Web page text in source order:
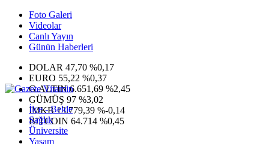
Foto Galeri
Videolar
Canlı Yayın
Günün Haberleri
DOLAR 47,70 %0,17
EURO 55,22 %0,37
G.ALTIN6.651,69 %2,45
GÜMÜŞ 97 %3,02
IMKB13.779,39 %-0,14
BITCOIN 64.714 %0,45
İlçe - Belde
Sağlık
Üniversite
Yaşam